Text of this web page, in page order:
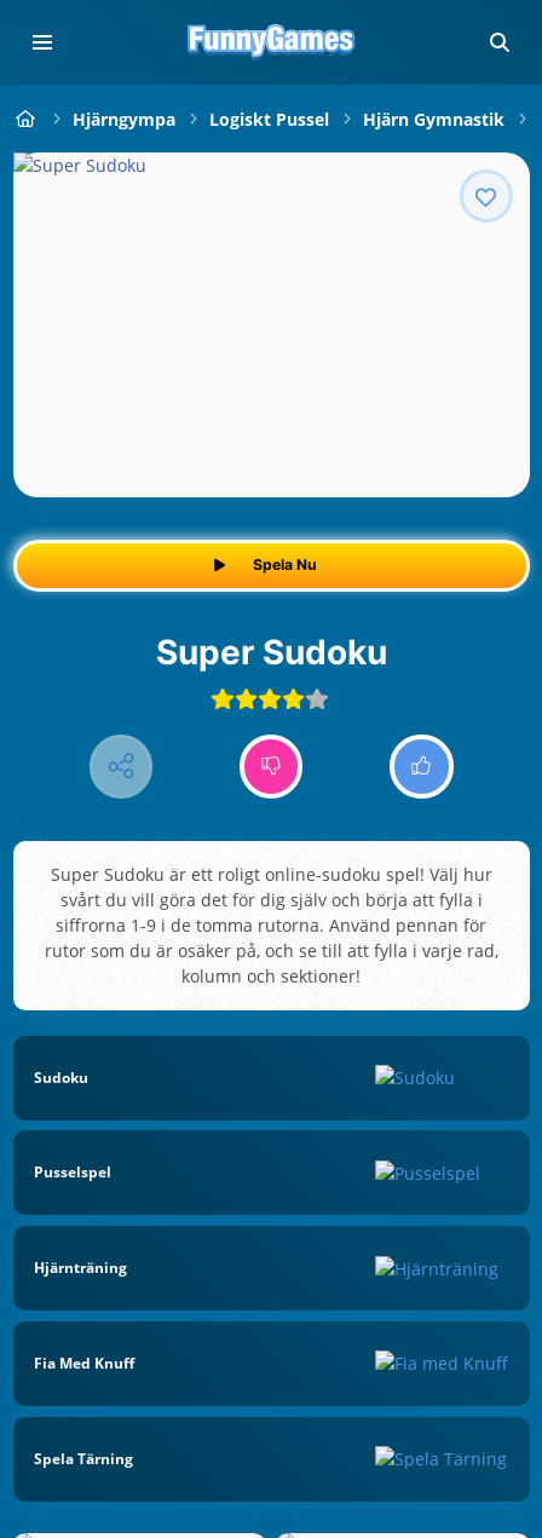
Hjärngympa Logiskt Pussel Hjärn Gymnastik
Spela Nu
Super Sudoku
Super Sudoku är ett roligt online-sudoku spel! Välj hur
svårt du vill göra det för dig själv och börja att fylla i
siffrorna 1-9 i de tomma rutorna. Använd pennan för
rutor som du är osäker på, och se till att fylla i varje rad,
kolumn och sektioner!
Sudoku
Pusselspel
Hjärnträning
Fia Med Knuff
Spela Tärning